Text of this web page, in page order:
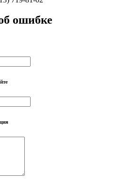
ошибке